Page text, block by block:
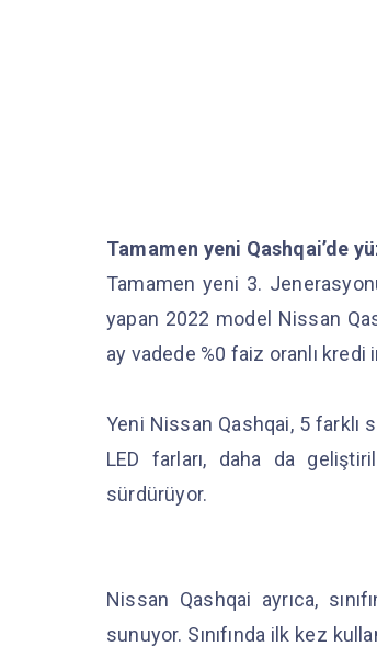
Tamamen yeni Qashqai’de
Tamamen yeni 3.
yapan 2022 model Nissan
ay vadede %0 faiz oranlı kredi
Yeni Nissan Qashqai, 5
LED farları, daha da
sürdürüyor.
Nissan Qashqai ayrıca,
sunuyor. Sınıfında ilk kez